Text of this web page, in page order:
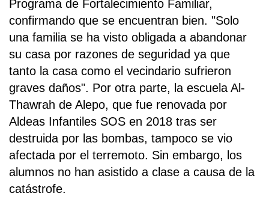
Programa de Fortalecimiento Familiar,
confirmando que se encuentran bien. "Solo
una familia se ha visto obligada a abandonar
su casa por razones de seguridad ya que
tanto la casa como el vecindario sufrieron
graves daños". Por otra parte, la escuela Al-
Thawrah de Alepo, que fue renovada por
Aldeas Infantiles SOS en 2018 tras ser
destruida por las bombas, tampoco se vio
afectada por el terremoto. Sin embargo, los
alumnos no han asistido a clase a causa de la
catástrofe.